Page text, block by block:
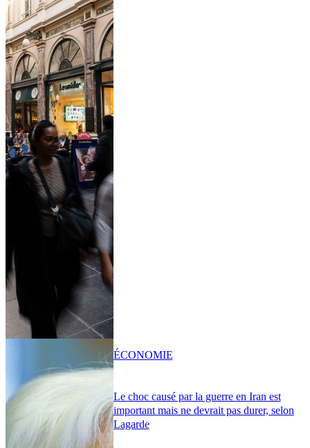
Le choc causé par la guerre en Iran est
important mais ne devrait pas durer, selon
Lagarde
ÉCONOMIE